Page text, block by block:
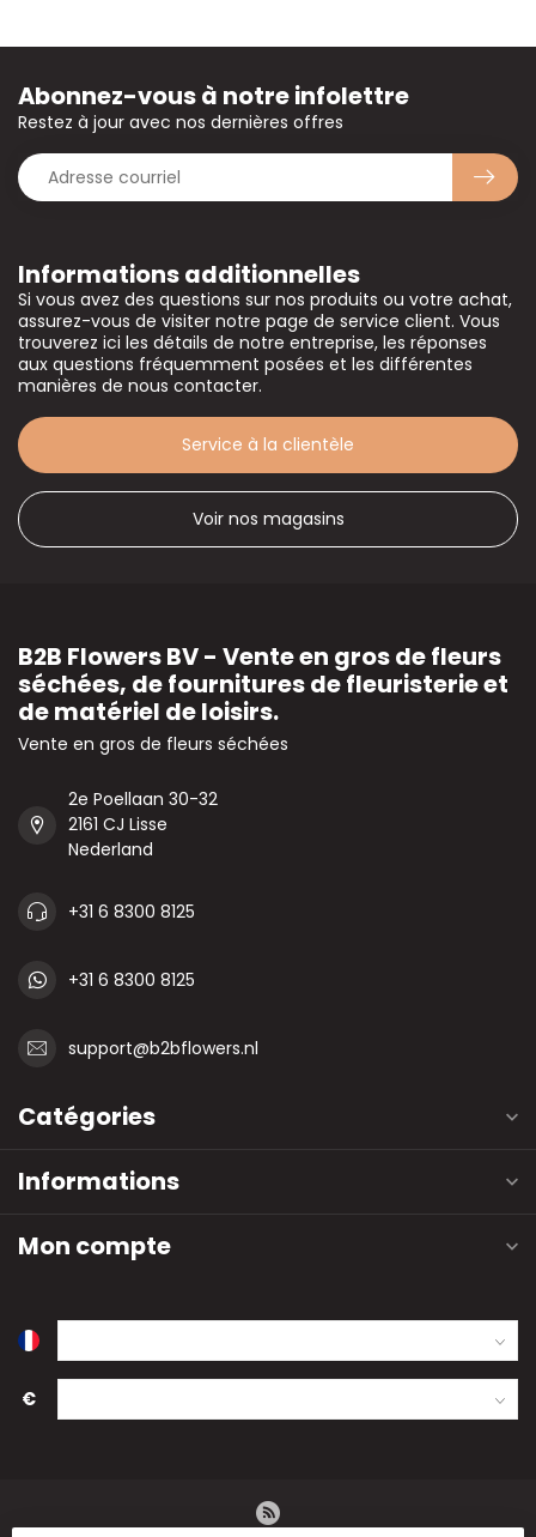
Informations additionnelles
Si vous avez des questions sur nos produits ou votre achat,
assurez-vous de visiter notre page de service client. Vous
trouverez ici les détails de notre entreprise, les réponses
aux questions fréquemment posées et les différentes
manières de nous contacter.
Service à la clientèle
Voir nos magasins
Abonnez-vous à notre infolettre
Restez à jour avec nos dernières offres
B2B Flowers BV - Vente en gros de fleurs
séchées, de fournitures de fleuristerie et
de matériel de loisirs.
Vente en gros de fleurs séchées
2e Poellaan 30-32
2161 CJ Lisse
Nederland
+31 6 8300 8125
+31 6 8300 8125
support@b2bflowers.nl
Catégories
Informations
Mon compte
€